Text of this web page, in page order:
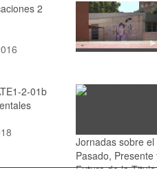
Katalin
de ciència
2:24 · 2024
Jornadas sobre el
Pasado, Presente y
Futuro de la Titulación
: · 2015